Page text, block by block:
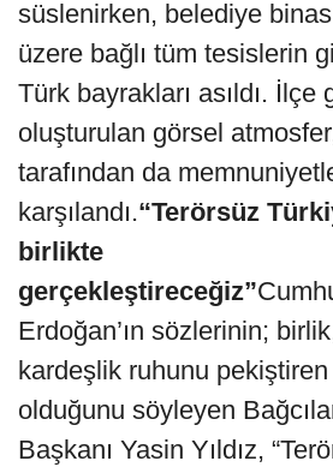
süslenirken, belediye
üzere bağlı tüm tesislerin
Türk bayrakları asıldı. İlçe
oluşturulan görsel
tarafından da
karşılandı.“Terörsüz
birlikte
gerçekleştireceğiz”
Erdoğan’ın sözlerinin;
kardeşlik ruhunu
olduğunu söyleyen
Başkanı Yasin Yıldız,